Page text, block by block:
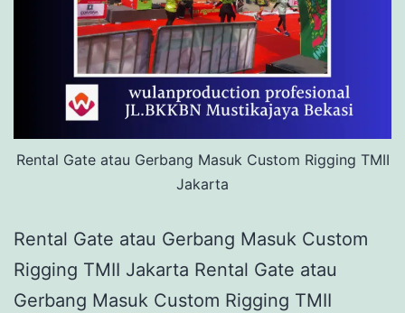
Rental Gate atau Gerbang Masuk Custom Rigging TMII
Jakarta
Rental Gate atau Gerbang Masuk Custom
Rigging TMII Jakarta Rental Gate atau
Gerbang Masuk Custom Rigging TMII